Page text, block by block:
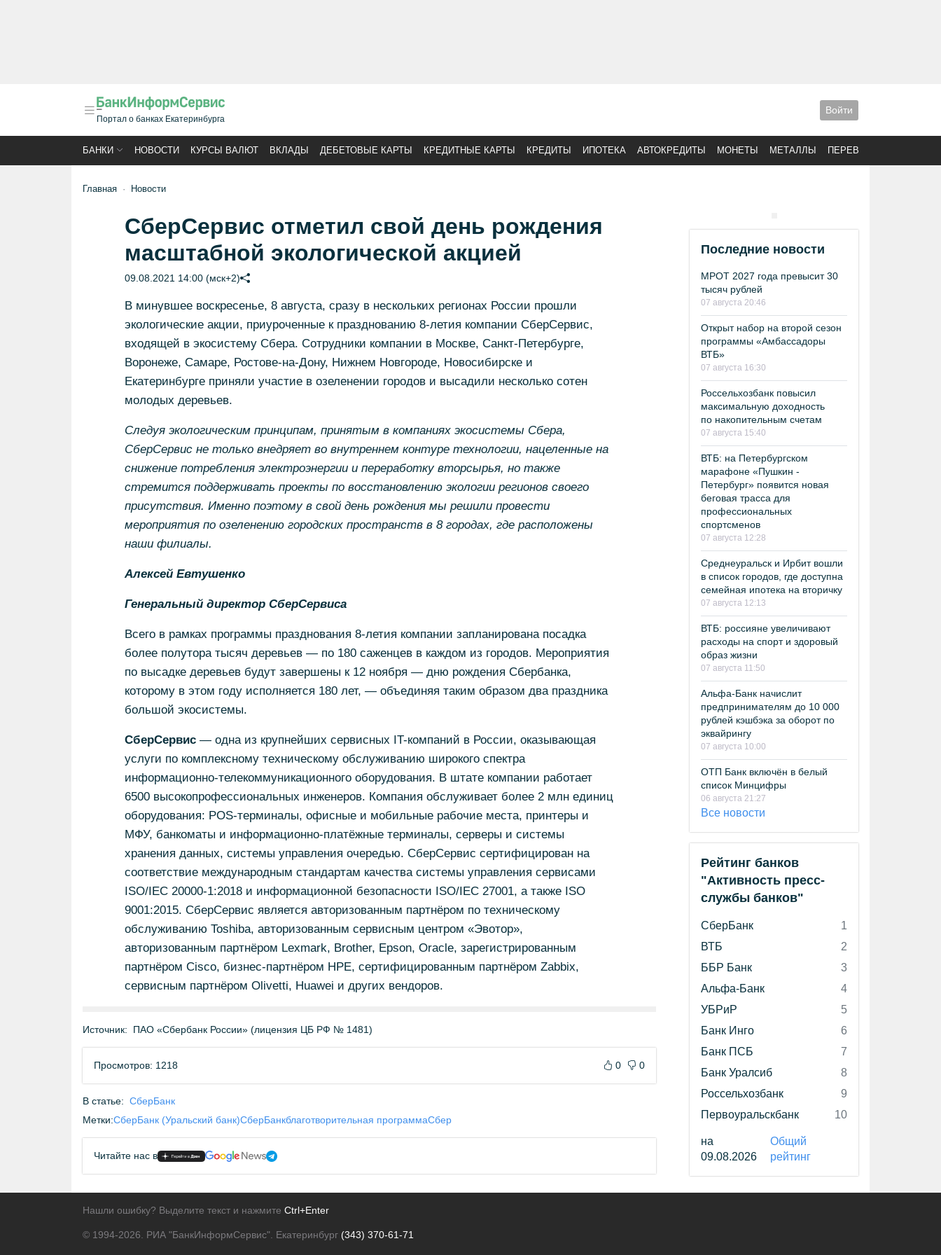
Портал о банках Екатеринбурга
Войти
БАНКИ НОВОСТИ КУРСЫ ВАЛЮТ ВКЛАДЫ ДЕБЕТОВЫЕ КАРТЫ КРЕДИТНЫЕ КАРТЫ КРЕДИТЫ ИПОТЕКА АВТОКРЕДИТЫ МОНЕТЫ МЕТАЛЛЫ ПЕРЕВОДЫ
Главная Новости
СберСервис отметил свой день рождения
масштабной экологической акцией
09.08.2021 14:00 (мск+2)
В минувшее воскресенье, 8 августа, сразу в нескольких регионах России прошли
экологические акции, приуроченные к празднованию 8-летия компании СберСервис,
входящей в экосистему Сбера. Сотрудники компании в Москве, Санкт-Петербурге,
Воронеже, Самаре, Ростове-на-Дону, Нижнем Новгороде, Новосибирске и
Екатеринбурге приняли участие в озеленении городов и высадили несколько сотен
молодых деревьев.
Следуя экологическим принципам, принятым в компаниях экосистемы Сбера,
СберСервис не только внедряет во внутреннем контуре технологии, нацеленные на
снижение потребления электроэнергии и переработку вторсырья, но также
стремится поддерживать проекты по восстановлению экологии регионов своего
присутствия. Именно поэтому в свой день рождения мы решили провести
мероприятия по озеленению городских пространств в 8 городах, где расположены
наши филиалы.
Алексей Евтушенко
Генеральный директор СберСервиса
Всего в рамках программы празднования 8-летия компании запланирована посадка
более полутора тысяч деревьев — по 180 саженцев в каждом из городов. Мероприятия
по высадке деревьев будут завершены к 12 ноября — дню рождения Сбербанка,
которому в этом году исполняется 180 лет, — объединяя таким образом два праздника
большой экосистемы.
СберСервис— одна из крупнейших сервисных IT-компаний в России, оказывающая
услуги по комплексному техническому обслуживанию широкого спектра
информационно-телекоммуникационного оборудования. В штате компании работает
6500 высокопрофессиональных инженеров. Компания обслуживает более 2 млн единиц
оборудования: POS-терминалы, офисные и мобильные рабочие места, принтеры и
МФУ, банкоматы и информационно-платёжные терминалы, серверы и системы
хранения данных, системы управления очередью. СберСервис сертифицирован на
соответствие международным стандартам качества системы управления сервисами
ISO/IEС 20000-1:2018 и информационной безопасности ISO/IEС 27001, а также ISO
9001:2015. СберСервис является авторизованным партнёром по техническому
обслуживанию Toshiba, авторизованным сервисным центром «Эвотор»,
авторизованным партнёром Lexmark, Brother, Epson, Oracle, зарегистрированным
партнёром Cisco, бизнес-партнёром HPE, сертифицированным партнёром Zabbix,
сервисным партнёром Olivetti, Huawei и других вендоров.
Источник: ПАО «Сбербанк России» (лицензия ЦБ РФ № 1481)
Просмотров: 1218 0 0
В статье: СберБанк
Метки:СберБанк (Уральский банк)СберБанкблаготворительная программаСбер
Читайте нас в
Последние новости
МРОТ 2027 года превысит 30
тысяч рублей
07 августа 20:46
Открыт набор на второй сезон
программы «Амбассадоры
ВТБ»
07 августа 16:30
Россельхозбанк повысил
максимальную доходность
по накопительным счетам
07 августа 15:40
ВТБ: на Петербургском
марафоне «Пушкин -
Петербург» появится новая
беговая трасса для
профессиональных
спортсменов
07 августа 12:28
Среднеуральск и Ирбит вошли
в список городов, где доступна
семейная ипотека на вторичку
07 августа 12:13
ВТБ: россияне увеличивают
расходы на спорт и здоровый
образ жизни
07 августа 11:50
Альфа-Банк начислит
предпринимателям до 10 000
рублей кэшбэка за оборот по
эквайрингу
07 августа 10:00
ОТП Банк включён в белый
список Минцифры
06 августа 21:27
Все новости
Рейтинг банков
"Активность пресс-
службы банков"
СберБанк
1
ВТБ
2
ББР Банк
3
Альфа-Банк
4
УБРиР
5
Банк Инго
6
Банк ПСБ
7
Банк Уралсиб
8
Россельхозбанк
9
Первоуральскбанк
10
на
09.08.2026
Общий
рейтинг
Нашли ошибку? Выделите текст и нажмите Ctrl+Enter
© 1994-2026. РИА "БанкИнформСервис". Екатеринбург (343) 370-61-71